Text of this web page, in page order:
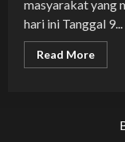
masyarakat yang
hari ini Tanggal 9...
Read MoreRead
more